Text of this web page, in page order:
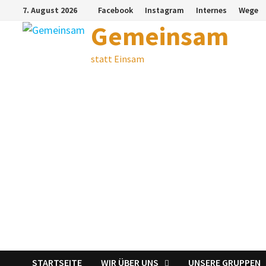
Inhalt
7. August 2026 Facebook Instagram Internes Wege
Gemeinsam
statt Einsam
STARTSEITE WIR ÜBER UNS UNSERE GRUPPEN